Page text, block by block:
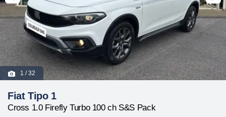
1/ 32
Fiat Tipo 1
Cross 1.0 Firefly Turbo 100 ch S&S Pack